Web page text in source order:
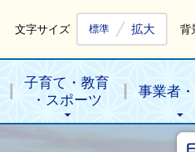
文字サイズ 標準 拡大 背
子育て・教育
・スポーツ
事業者